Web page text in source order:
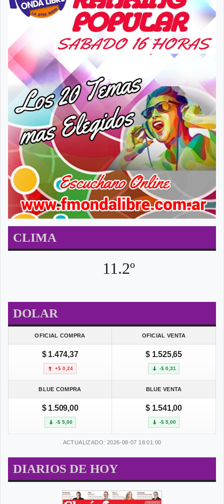
CLIMA
11.2º
DOLAR
OFICIAL COMPRA OFICIAL VENTA
$ 1.474,37
+$ 0,24
$ 1.525,65
-$ 0,31
BLUE COMPRA BLUE VENTA
$ 1.509,00
-$ 5,00
$ 1.541,00
-$ 5,00
ACTUALIZADO: 2026-08-07 18:01:00
DIARIOS DE HOY